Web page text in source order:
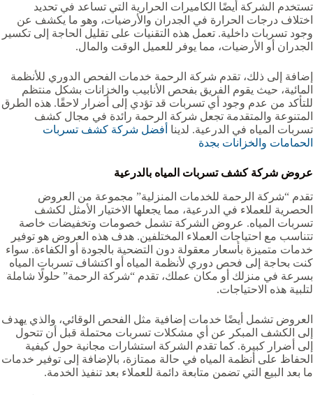
تستخدم الشركة أيضًا الكاميرات الحرارية التي تساعد في تحديد
اختلاف درجات الحرارة في الجدران والأرضيات، وهو ما يكشف عن
وجود تسربات داخلية. تعمل هذه التقنيات على تقليل الحاجة إلى تكسير
الجدران أو الأرضيات، مما يوفر للعميل الوقت والمال.
إضافة إلى ذلك، تقدم شركة الرحمة خدمات الفحص الدوري للأنظمة
المائية، حيث يقوم الفريق بفحص الأنابيب والخزانات بشكل منتظم
للتأكد من عدم وجود أي تسربات قد تؤدي إلى أضرار لاحقًا. هذه الطرق
المتنوعة والمتقدمة تجعل شركة الرحمة رائدة في مجال كشف
تسربات المياه في الدرعية. لدينا أفضل شركة كشف تسربات
الحمامات والخزانات بجدة
عروض شركة كشف تسربات المياه بالدرعية
تقدم “شركة الرحمة للخدمات المنزلية” مجموعة من العروض
الحصرية للعملاء في الدرعية، مما يجعلها الاختيار الأمثل لكشف
تسربات المياه. عروض الشركة تشمل خصومات وتخفيضات خاصة
تتناسب مع احتياجات العملاء المختلفين. هدف هذه العروض هو توفير
خدمات متميزة بأسعار معقولة دون التضحية بالجودة أو الكفاءة. سواء
كنت بحاجة إلى فحص دوري لأنظمة المياه أو اكتشاف تسربات المياه
بسرعة في منزلك أو مكان عملك، تقدم “شركة الرحمة” حلولًا شاملة
لتلبية هذه الاحتياجات.
العروض تشمل أيضًا خدمات إضافية مثل الفحص الوقائي، والذي يهدف
إلى الكشف المبكر عن أي مشكلات تسربات محتملة قبل أن تتحول
إلى أضرار كبيرة. كما تقدم الشركة استشارات مجانية حول كيفية
الحفاظ على أنظمة المياه في حالة ممتازة، بالإضافة إلى توفير خدمات
ما بعد البيع التي تضمن متابعة دائمة للعملاء بعد تنفيذ الخدمة.